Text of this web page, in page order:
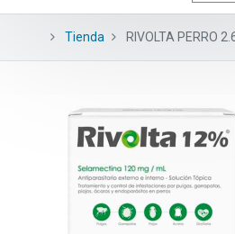
Tienda RIVOLTA PERRO